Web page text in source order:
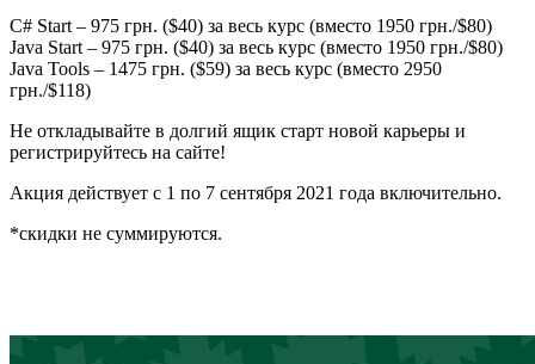
C# Start – 975 грн. ($40) за весь курс (вместо 1950 грн./$80)
Java Start – 975 грн. ($40) за весь курс (вместо 1950 грн./$80)
Java Tools – 1475 грн. ($59) за весь курс (вместо 2950
грн./$118)
Не откладывайте в долгий ящик старт новой карьеры и
регистрируйтесь на сайте!
Акция действует с 1 по 7 сентября 2021 года включительно.
*скидки не суммируются.